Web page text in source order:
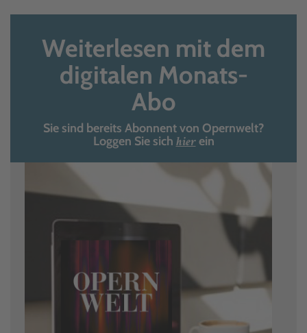
Weiterlesen mit dem
digitalen Monats-
Abo
Sie sind bereits Abonnent von Opernwelt?
Loggen Sie sich hierein